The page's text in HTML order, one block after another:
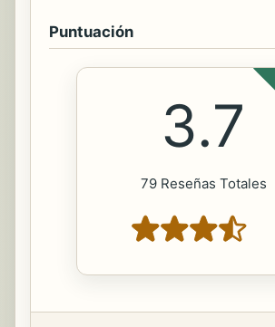
Puntuación
3.7
79 Reseñas Totales